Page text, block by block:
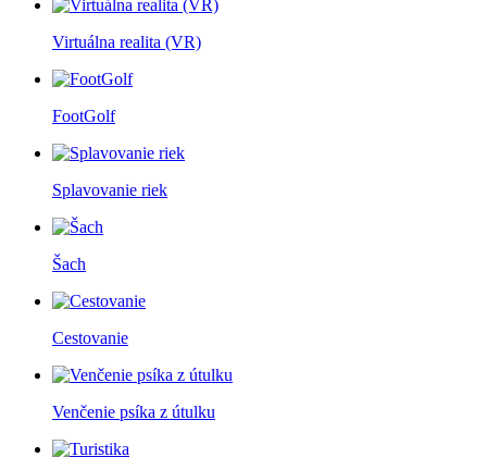
Virtuálna realita (VR)
FootGolf
Splavovanie riek
Šach
Cestovanie
Venčenie psíka z útulku